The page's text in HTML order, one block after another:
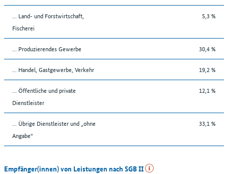
... Land- und Forstwirtschaft,
Fischerei
5,3 %
... Produzierendes Gewerbe 30,4 %
... Handel, Gastgewerbe, Verkehr 19,2 %
... Öffentliche und private
Dienstleister
12,1 %
... Übrige Dienstleister und „ohne
Angabe“
33,1 %
Empfänger(innen) von Leistungen nach SGB II